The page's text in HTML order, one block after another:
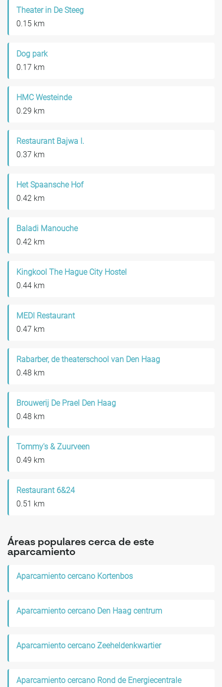
Theater in De Steeg
0.15 km
Dog park
0.17 km
HMC Westeinde
0.29 km
Restaurant Bajwa I.
0.37 km
Het Spaansche Hof
0.42 km
Baladi Manouche
0.42 km
Kingkool The Hague City Hostel
0.44 km
MEDI Restaurant
0.47 km
Rabarber, de theaterschool van Den Haag
0.48 km
Brouwerij De Prael Den Haag
0.48 km
Tommy's & Zuurveen
0.49 km
Restaurant 6&24
0.51 km
Áreas populares cerca de este
aparcamiento
Aparcamiento cercano Kortenbos
Aparcamiento cercano Den Haag centrum
Aparcamiento cercano Zeeheldenkwartier
Aparcamiento cercano Rond de Energiecentrale